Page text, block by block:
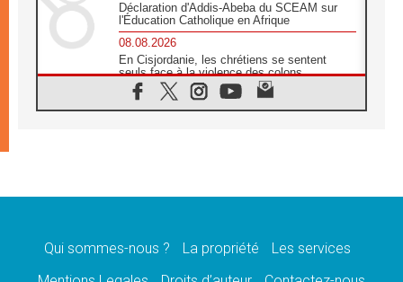
Déclaration d'Addis-Abeba du SCEAM sur
l'Éducation Catholique en Afrique
08.08.2026
En Cisjordanie, les chrétiens se sentent
seuls face à la violence des colons
08.08.2026
Léon XIV au sanctuaire de Notre Dame du
08.08.2026
08.08.2026
Qui sommes-nous ? La propriété
Les services